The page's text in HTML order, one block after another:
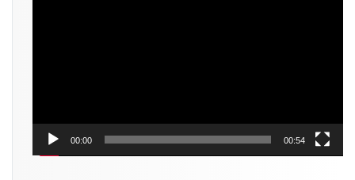
00:00 00:54